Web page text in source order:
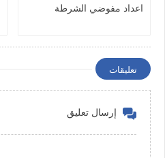
اعداد مفوضي الشرطة
تعليقات
إرسال تعليق